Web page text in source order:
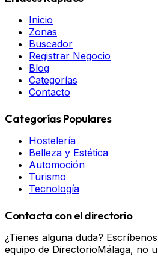
Inicio
Zonas
Buscador
Registrar Negocio
Blog
Categorías
Contacto
Categorías Populares
Hostelería
Belleza y Estética
Automoción
Turismo
Tecnología
Contacta con el directorio
¿Tienes alguna duda?
equipo de DirectorioMálaga, no